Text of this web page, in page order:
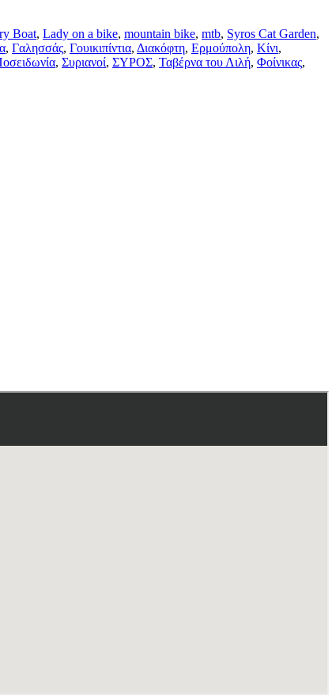
Boat, Lady on a bike, mountain bike, mtb, Syros Cat Garden,
, Γαλησσάς, Γουικιπίντια, Διακόφτη, Ερμούπολη, Κίνι,
, Συριανοί, ΣΥΡΟΣ, Ταβέρνα του Λιλή, Φοίνικας,